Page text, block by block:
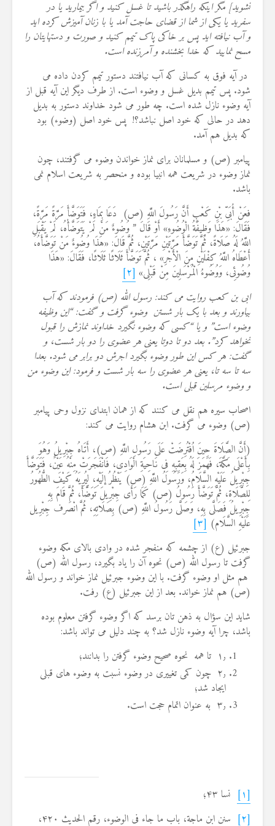
نشوید] مگر اینکه راهگذر باشید تا غسل کنید و اگر بیمارید یا در
سفرید یا یکى از شما از قضاى حاجت آمد یا با زنان آمیزش کرده ‏اید
و آب نیافته ‏اید پس بر خاکى پاک تیمم کنید و صورت و دستهایتان را
مسح نمایید که خدا بخشنده و آمرزنده است.
در آیه فوق به کسانی که آب نیافتند دستور تیمم کردن داده می
شود. پس تیمم بدیل غسل و وضوء است. از طرف دیگر این آیه قبل از
آیه وضوء نازل شده است. چه طور می شود خداوند دستور به بدیل
دهد در حالی که خود اصل نباشد؟! پس خود اصل (وضوء) بود
که بدیل هم آمد.
پیامبر (ص) و مسلمانان برای نماز خواندن وضوء می گرفتند، چون
نماز وضوء در شریعت همه انبیا بوده و منحصر به شریعت اسلام نمی
باشد.
فعَنْ أُبَیِّ بْنِ کَعْبٍ أَنَّ رَسُولَ اللَّهِ (ص) دَعَا بِمَاءٍ، فَتَوَضَّأَ مَرَّةً مَرَّةً،
فَقَالَ: «هَذَا وَظِیفَةُ الْوُضُوءِ» أَوْ قَالَ ” وُضُوءٌ مَنْ لَمْ یَتَوَضَّأْهُ، لَمْ یَقْبَلِ
اللَّهُ لَهُ صَلَاةً، ثُمَّ تَوَضَّأَ مَرَّتَیْنِ مَرَّتَیْنِ، ثُمَّ قَالَ: «هَذَا وُضُوءٌ مَنْ تَوَضَّأَهُ،
أَعْطَاهُ اللَّهُ کِفْلَیْنِ مِنَ الْأَجْرِ» ، ثُمَّ تَوَضَّأَ ثَلَاثًا ثَلَاثًا، فَقَالَ: «هَذَا
وُضُوئِی، وَوُضُوءُ الْمُرْسَلِینَ مِنْ قَبْلِی» [۲]
ابی بن کعب روایت می کند: رسول الله (ص) فرمودند که آب
بیاورند و بعد با یک بار شستن وضوء گرفت و گفت: “این وظیفه
وضوء است” و یا “کسی که وضوء نگیرد خداوند نمازش را قبول
نخواهد کرد”. بعد دو تا دوتا یعنی هر عضوی را دو بار شست، و
گفت: هر کس این طور وضوء بگیرد اجرش دو برابر می شود. بعدا
سه تا سه تا، یعنی هر عضوی را سه بار شست و فرمود: این وضوء من
و وضوء مرسلین قبلی است.
اصحاب سیره هم نقل می کنند که از همان ابتدای نزول وحی پیامبر
(ص) وضوء می گرفت. ابن هشام روایت می کند:
(أَنَّ الصَّلَاةَ حِینَ اُفْتُرِضَتْ عَلَى رَسُولِ اللَّهِ (ص)، أَتَاهُ جِبْرِیلُ وَهُوَ
بِأَعْلَى مَکَّةَ، فَهَمَزَ لَهُ بِعَقِبِهِ فِی نَاحِیَةِ الْوَادِی، فَانْفَجَرَتْ مِنْهُ عَیْنٌ، فَتَوَضَّأَ
جِبْرِیلُ عَلَیْهِ السَّلَامُ، وَرَسُولُ اللَّهِ (ص) یَنْظُرُ إلَیْهِ، لِیُرِیَهُ کَیْفَ الطُّهُورُ
لِلصَّلَاةِ، ثُمَّ تَوَضَّأَ رَسُولُ (ص) کَمَا رَأَى جِبْرِیلَ تَوَضَّأَ، ثُمَّ قَامَ بِهِ
جِبْرِیلُ فَصَلَّى بِهِ، وَصَلَّى رَسُولُ اللَّهِ (ص) بِصَلَاتِهِ، ثُمَّ انْصَرف جِبْرِیل
عَلَیْهِ السَّلَام) [۳]
جبرئیل (ع) از چشمه که منفجر شده در وادی بالای مکه وضوء
گرفت تا رسول الله (ص) نحوه آن را یاد بگیرد، رسول الله (ص)
هم مثل او وضوء گرفت. با این وضوء جبرئیل نماز خواند و رسول الله
(ص) هم نماز خواند. بعد از این جبرئیل (ع) رفت.
شاید این سؤال به ذهن تان برسد که اگر وضوء گرفتن معلوم بوده
باشد، چرا آیه وضوء نازل شد؟ به چند دلیل می تواند باشد:
۱٫ تا همه نحوه صحیح وضوء گرفتن را بدانند؛
۲٫ چون کمی تغییری در وضوء نسبت به وضوء های قبلی
ایجاد شد؛
۳٫ به عنوان اتمام حجت است.
[۱]
نسا ۴۳؛
[۲]
سنن ابن ماجة، باب ما جاء فی الوضوء، رقم الحدیث ۴۲۰،
22 نمایش ها